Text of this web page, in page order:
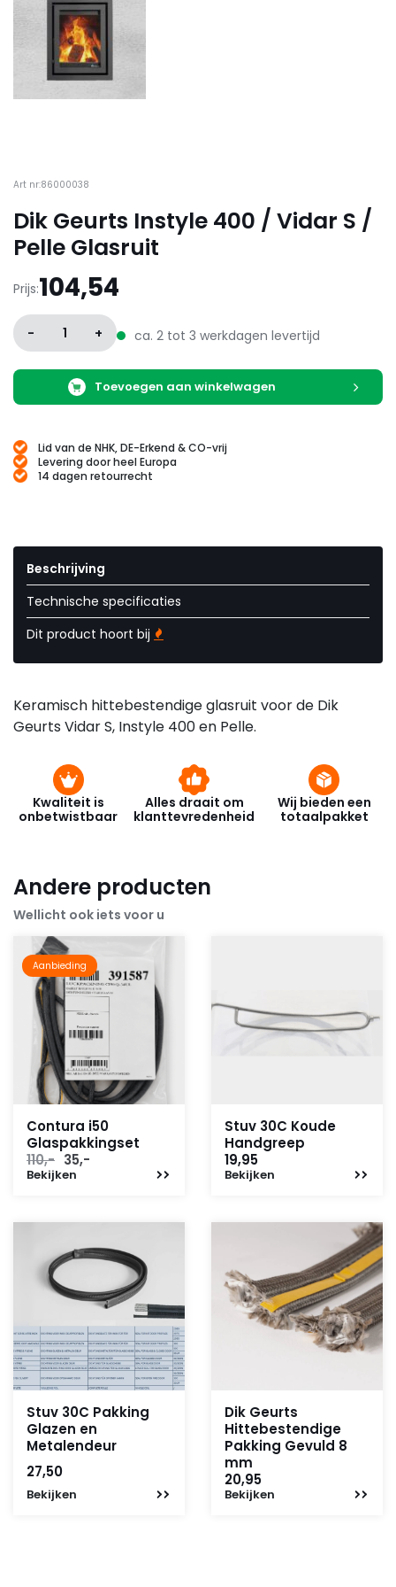
Art nr:86000038
Dik Geurts Instyle 400 / Vidar S /
Pelle Glasruit
Prijs:104,54
- 1 + ca. 2 tot 3 werkdagen levertijd
Toevoegen aan winkelwagen
Lid van de NHK, DE-Erkend & CO-vrij
Levering door heel Europa
14 dagen retourrecht
Beschrijving
Technische specificaties
Dit product hoort bij
Keramisch hittebestendige glasruit voor de Dik
Geurts Vidar S, Instyle 400 en Pelle.
Kwaliteit is
onbetwistbaar
Alles draait om
klanttevredenheid
Wij bieden een
totaalpakket
Andere producten
Wellicht ook iets voor u
Aanbieding
Contura i50
Glaspakkingset
110,- Oorspronkelijke
prijs
35,-
Bekijken
Stuv 30C Koude
Handgreep
19,95
Bekijken
Stuv 30C Pakking
Glazen en
Metalendeur
27,50
Bekijken
Dik Geurts
Hittebestendige
Pakking Gevuld 8
mm
20,95
Bekijken